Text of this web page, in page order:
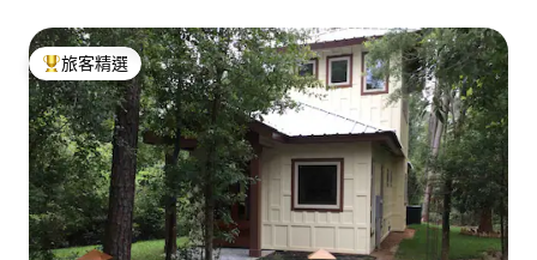
旅客精選榜首
旅客精選